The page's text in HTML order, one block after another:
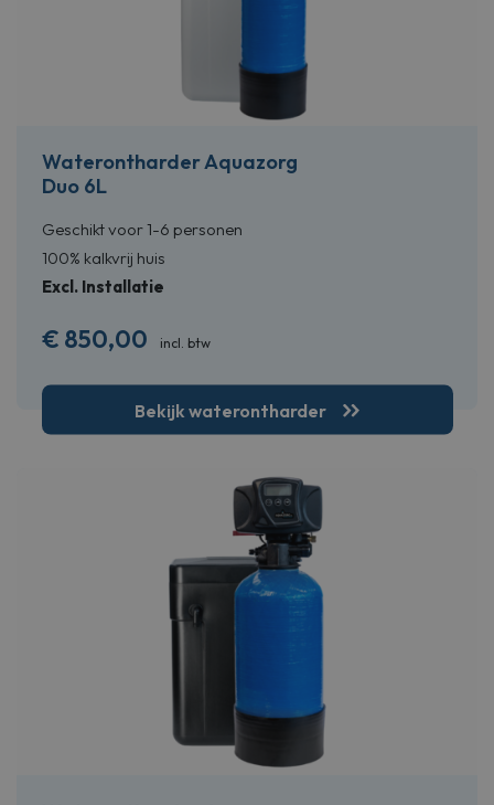
Waterontharder Aquazorg
Duo 6L
Geschikt voor 1-6 personen
100% kalkvrij huis
Excl. Installatie
€ 850,00 incl. btw
Bekijk waterontharder